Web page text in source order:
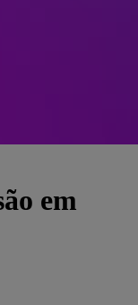
em